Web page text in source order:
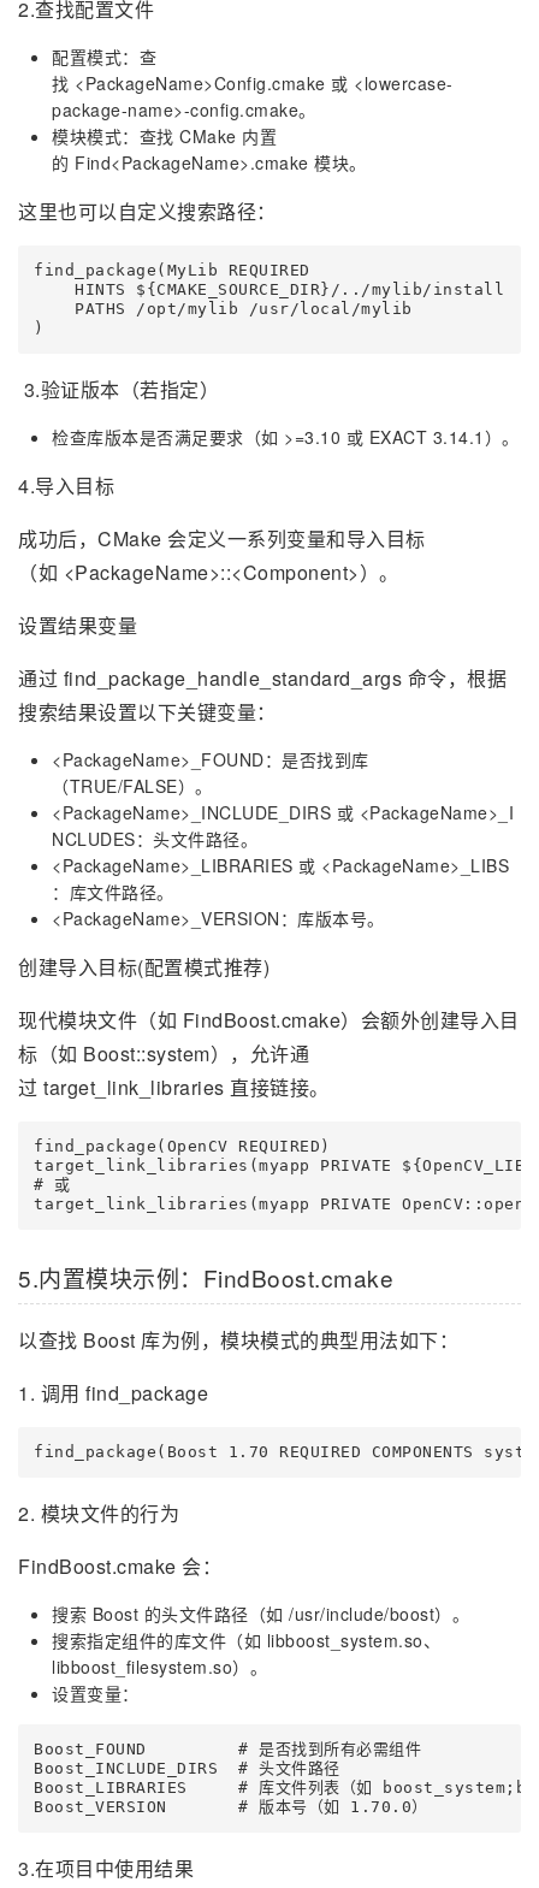
2.查找配置文件
配置模式：查
找 <PackageName>Config.cmake 或 <lowercase-
package-name>-config.cmake。
模块模式：查找 CMake 内置
的 Find<PackageName>.cmake 模块。
这里也可以自定义搜索路径：
find_package(MyLib REQUIRED
HINTS ${CMAKE_SOURCE_DIR}/../mylib/install  #
PATHS /opt/mylib /usr/local/mylib           #
)
3.验证版本（若指定）
检查库版本是否满足要求（如 >=3.10 或 EXACT 3.14.1）。
4.导入目标
成功后，CMake 会定义一系列变量和导入目标
（如 <PackageName>::<Component>）。
设置结果变量
通过 find_package_handle_standard_args 命令，根据
搜索结果设置以下关键变量：
<PackageName>_FOUND：是否找到库
（TRUE/FALSE）。
<PackageName>_INCLUDE_DIRS 或 <PackageName>_I
NCLUDES：头文件路径。
<PackageName>_LIBRARIES 或 <PackageName>_LIBS
：库文件路径。
<PackageName>_VERSION：库版本号。
创建导入目标(配置模式推荐)
现代模块文件（如 FindBoost.cmake）会额外创建导入目
标（如 Boost::system），允许通
过 target_link_libraries 直接链接。
find_package(OpenCV REQUIRED)
target_link_libraries(myapp PRIVATE
# 或
target_link_libraries(myapp PRIVATE
5.内置模块示例：FindBoost.cmake
以查找 Boost 库为例，模块模式的典型用法如下：
1. 调用 find_package
find_package(Boost 1.70 REQUIRED COMPONENTS
2. 模块文件的行为
FindBoost.cmake 会：
搜索 Boost 的头文件路径（如 /usr/include/boost）。
搜索指定组件的库文件（如 libboost_system.so、
libboost_filesystem.so）。
设置变量：
Boost_FOUND         # 是否找到所有必需组件
Boost_INCLUDE_DIRS  # 头文件路径
Boost_LIBRARIES     # 库文件列表（如
Boost_VERSION       # 版本号（如 1.70.0）
3.在项目中使用结果